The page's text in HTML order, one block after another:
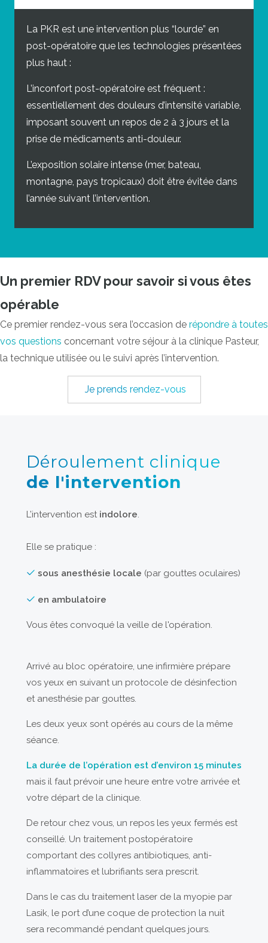
La PKR est une intervention plus “lourde” en
post-opératoire que les technologies présentées
plus haut :
L’inconfort post-opératoire est fréquent :
essentiellement des douleurs d’intensité variable,
imposant souvent un repos de 2 à 3 jours et la
prise de médicaments anti-douleur.
L’exposition solaire intense (mer, bateau,
montagne, pays tropicaux) doit être évitée dans
l’année suivant l’intervention.
Un premier RDV pour savoir si vous êtes
opérable
Ce premier rendez-vous sera l’occasion de répondre à toutes
vos questions concernant votre séjour à la clinique Pasteur,
la technique utilisée ou le suivi après l’intervention.
Je prends rendez-vous
Déroulement clinique
de l'intervention
L’intervention est indolore.
Elle se pratique :
sous anesthésie locale (par gouttes oculaires)
en ambulatoire
Vous êtes convoqué la veille de l'opération.
Arrivé au bloc opératoire, une infirmière prépare
vos yeux en suivant un protocole de désinfection
et anesthésie par gouttes.
Les deux yeux sont opérés au cours de la même
séance.
La durée de l’opération est d’environ 15 minutes
mais il faut prévoir une heure entre votre arrivée et
votre départ de la clinique.
De retour chez vous, un repos les yeux fermés est
conseillé. Un traitement postopératoire
comportant des collyres antibiotiques, anti-
inflammatoires et lubrifiants sera prescrit.
Dans le cas du traitement laser de la myopie par
Lasik, le port d’une coque de protection la nuit
sera recommandé pendant quelques jours.